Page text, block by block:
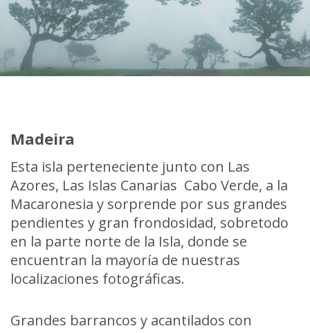
Madeira
Esta isla perteneciente junto con Las
Azores, Las Islas Canarias Cabo Verde, a la
Macaronesia y sorprende por sus grandes
pendientes y gran frondosidad, sobretodo
en la parte norte de la Isla, donde se
encuentran la mayoría de nuestras
localizaciones fotográficas.
Grandes barrancos y acantilados con